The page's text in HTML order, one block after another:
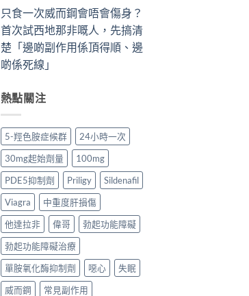
只食一次威而鋼會唔會傷身？
首次試西地那非嘅人，先搞清
楚「邊啲副作用係頂得順、邊
啲係死線」
熱點關注
5-羥色胺症候群
24小時一次
30mg起始劑量
100mg
PDE5抑制劑
Priligy
Sildenafil
Viagra
中重度肝損傷
他達拉非
偉哥
勃起功能障礙
勃起功能障礙治療
單胺氧化酶抑制劑
噁心
失眠
威而鋼
常見副作用